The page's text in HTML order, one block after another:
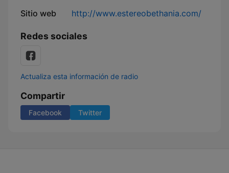
Sitio web http://www.estereobethania.com/
Redes sociales
Actualiza esta información de radio
Compartir
Facebook Twitter